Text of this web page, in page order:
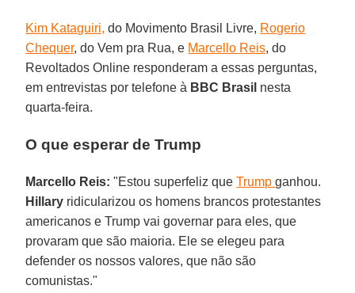
Kim Kataguiri, do Movimento Brasil Livre, Rogerio
Chequer, do Vem pra Rua, e Marcello Reis, do
Revoltados Online responderam a essas perguntas,
em entrevistas por telefone à BBC Brasil nesta
quarta-feira.
O que esperar de Trump
Marcello Reis: "Estou superfeliz queTrumpganhou.
Hillary ridicularizou os homens brancos protestantes
americanos e Trump vai governar para eles, que
provaram que são maioria. Ele se elegeu para
defender os nossos valores, que não são
comunistas."